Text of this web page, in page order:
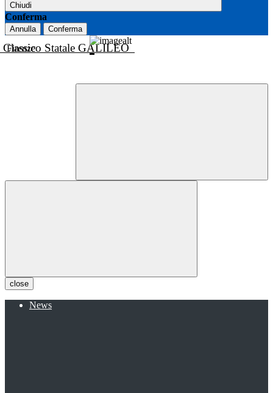
Chiudi
Conferma
Annulla Conferma
Classico Statale GALILEO
Firenze
close
News